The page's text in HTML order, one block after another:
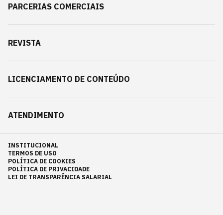
PARCERIAS COMERCIAIS
REVISTA
LICENCIAMENTO DE CONTEÚDO
ATENDIMENTO
INSTITUCIONAL
TERMOS DE USO
POLÍTICA DE COOKIES
POLÍTICA DE PRIVACIDADE
LEI DE TRANSPARÊNCIA SALARIAL